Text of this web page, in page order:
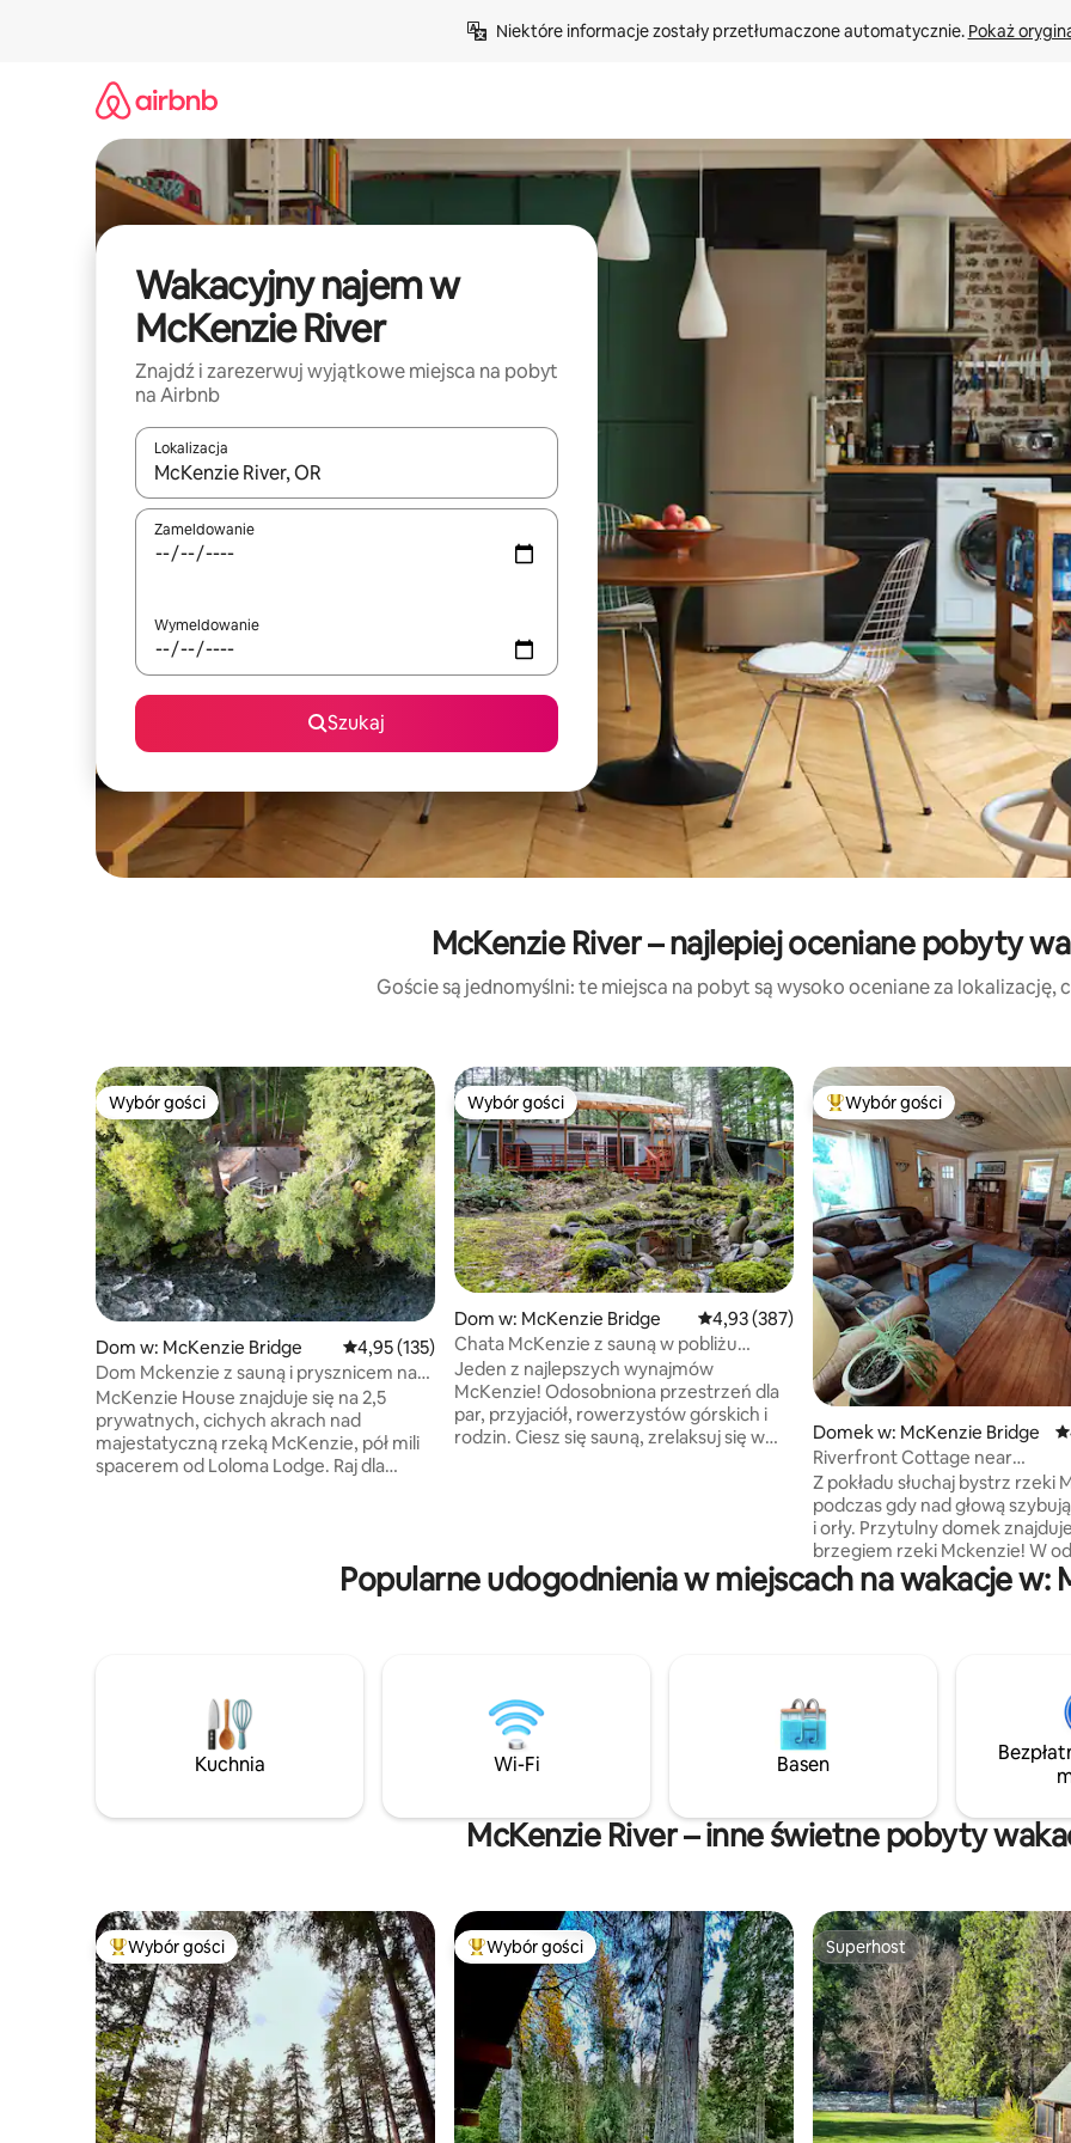
Niektóre informacje zostały przetłumaczone automatycznie. Pokaż
Wakacyjny najem w
McKenzie River
Znajdź i zarezerwuj wyjątkowe miejsca na pobyt
na Airbnb
Lokalizacja
Gdy wyniki będą dostępne, możesz poruszać się po nich za pomocą klawiszy strzałek w górę i w dół lub przeglądać je
Zameldowanie
Wymeldowanie
Szukaj
McKenzie River – najlepiej oceniane pobyty
Goście są jednomyślni: te miejsca na pobyt są wysoko oceniane za lokalizację,
Wybór gości
Wybór gości
Dom w: McKenzie Bridge Średnia ocena: 4,95 na 5, liczba recenzji: 135
4,95 (135)
Dom Mckenzie z sauną i prysznicem na
zewnątrz
McKenzie House znajduje się na 2,5
prywatnych, cichych akrach nad
majestatyczną rzeką McKenzie, pół mili
spacerem od Loloma Lodge. Raj dla
bezpiecznym, łatwym dostępem do
rzeki. Grill na tarasie nad rzeką, piknik
drzemkami w hamaku, huśtaniem się
nad rzeką, łowieniem ryb tuż przed
tarasem i nie tylko.
Wybór gości
Wybór gości
Dom w: McKenzie Bridge Średnia ocena: 4,93 na 5, liczba recenzji: 387
4,93 (387)
Chata McKenzie z sauną w pobliżu
gorących źródeł i szlaków
Jeden z najlepszych wynajmów
McKenzie! Odosobniona przestrzeń dla
par, przyjaciół, rowerzystów górskich i
rodzin. Ciesz się sauną, zrelaksuj się w
łóżka. Autobus na rowerze McKenzie
River Trail znajduje się po drugiej stronie
Najpopularniejsze z kategorii
Wybór gości
Domek w: McKenzie Bridge
Riverfront Cottage near
Loloma/Hotsprings/Hoodoo
Z pokładu słuchaj bystrz rzeki
podczas gdy nad głową
i orły. Przytulny domek
brzegiem rzeki Mckenzie! W
spaceru lokalny pub, sklep
Mckenzie Bridge. 2 minuty
dalej znajdują się wodospady
Sahalie i Koosah, Blue Pool lub
narciarski Hoodoo. Szlaki,
górskie, golf, rakiety śnieżne,
rafting, wędkarstwo – przygoda
Popularne udogodnienia w miejscach na wakacje w:
Kuchnia Wi-Fi Basen
McKenzie River – inne świetne pobyty
Najpopularniejsze z kategorii Wybór gości
Wybór gości Najpopularniejsze z kategorii Wybór gości
Wybór gości Superhost
Superhost